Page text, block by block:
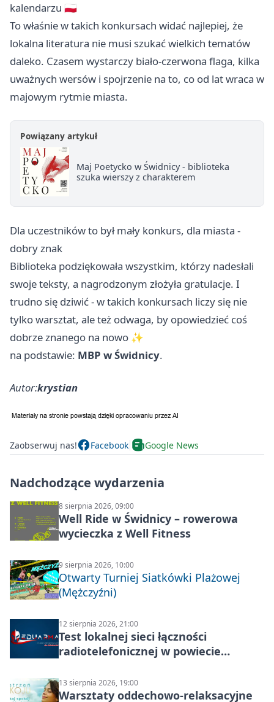
kalendarzu 🇵🇱
To właśnie w takich konkursach widać najlepiej, że
lokalna literatura nie musi szukać wielkich tematów
daleko. Czasem wystarczy biało-czerwona flaga, kilka
uważnych wersów i spojrzenie na to, co od lat wraca w
majowym rytmie miasta.
Powiązany artykuł
Maj Poetycko w Świdnicy - biblioteka
szuka wierszy z charakterem
Dla uczestników to był mały konkurs, dla miasta -
dobry znak
Biblioteka podziękowała wszystkim, którzy nadesłali
swoje teksty, a nagrodzonym złożyła gratulacje. I
trudno się dziwić - w takich konkursach liczy się nie
tylko warsztat, ale też odwaga, by opowiedzieć coś
dobrze znanego na nowo ✨
na podstawie: MBP w Świdnicy.
Autor:krystian
Zaobserwuj nas! Facebook Google News
Nadchodzące wydarzenia
8 sierpnia 2026, 09:00
Well Ride w Świdnicy – rowerowa
wycieczka z Well Fitness
9 sierpnia 2026, 10:00
Otwarty Turniej Siatkówki Plażowej
(Mężczyźni)
12 sierpnia 2026, 21:00
Test lokalnej sieci łączności
radiotelefonicznej w powiecie
13 sierpnia 2026, 19:00
Warsztaty oddechowo-relaksacyjne